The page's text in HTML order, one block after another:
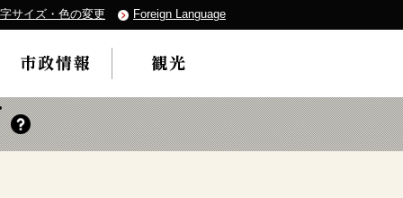
サイズ・色の変更 Foreign Language